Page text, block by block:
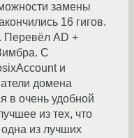
замены
16 гигов.
Перевёл AD +
С
и
домена
в очень удобной
из тех, что
из лучших